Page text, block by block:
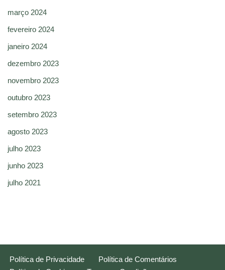
março 2024
fevereiro 2024
janeiro 2024
dezembro 2023
novembro 2023
outubro 2023
setembro 2023
agosto 2023
julho 2023
junho 2023
julho 2021
Política de Privacidade
Política de Comentários